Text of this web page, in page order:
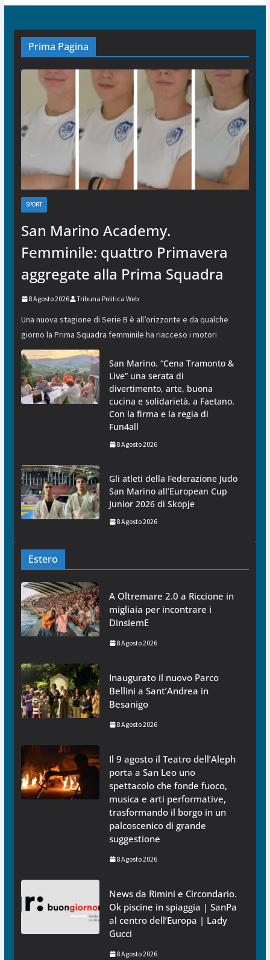
Prima Pagina
SPORT
San Marino Academy.
Femminile: quattro Primavera
aggregate alla Prima Squadra
8 Agosto 2026 Tribuna Politica Web
Una nuova stagione di Serie B è all’orizzonte e da qualche
giorno la Prima Squadra femminile ha riacceso i motori
San Marino. “Cena Tramonto &
Live” una serata di
divertimento, arte, buona
cucina e solidarietà, a Faetano.
Con la firma e la regia di
Fun4all
8 Agosto 2026
Gli atleti della Federazione Judo
San Marino all’European Cup
Junior 2026 di Skopje
8 Agosto 2026
Estero
A Oltremare 2.0 a Riccione in
migliaia per incontrare i
DinsiemE
8 Agosto 2026
Inaugurato il nuovo Parco
Bellini a Sant’Andrea in
Besanigo
8 Agosto 2026
Il 9 agosto il Teatro dell’Aleph
porta a San Leo uno
spettacolo che fonde fuoco,
musica e arti performative,
trasformando il borgo in un
palcoscenico di grande
suggestione
8 Agosto 2026
News da Rimini e Circondario.
Ok piscine in spiaggia | SanPa
al centro dell’Europa | Lady
Gucci
8 Agosto 2026